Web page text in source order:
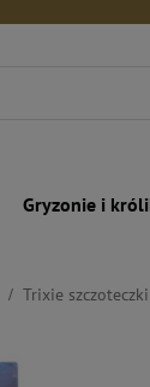
Gryzonie i
Trixie